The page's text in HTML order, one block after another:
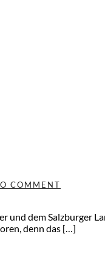
COMMENT
und dem Salzburger
denn das […]